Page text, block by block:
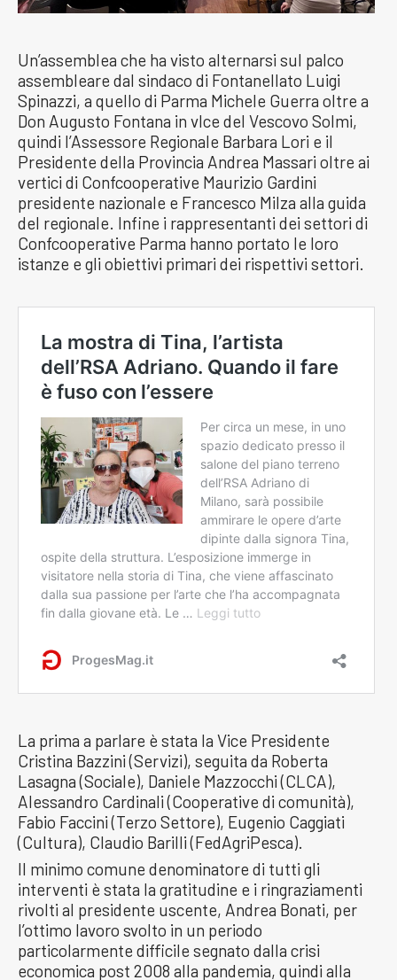
Un’assemblea che ha visto alternarsi sul palco
assembleare dal sindaco di Fontanellato Luigi
Spinazzi, a quello di Parma Michele Guerra oltre a
Don Augusto Fontana in vIce del Vescovo Solmi,
quindi l’Assessore Regionale Barbara Lori e il
Presidente della Provincia Andrea Massari oltre ai
vertici di Confcooperative Maurizio Gardini
presidente nazionale e Francesco Milza alla guida
del regionale. Infine i rappresentanti dei settori di
Confcooperative Parma hanno portato le loro
istanze e gli obiettivi primari dei rispettivi settori.
La prima a parlare è stata la Vice Presidente
Cristina Bazzini (Servizi), seguita da Roberta
Lasagna (Sociale), Daniele Mazzocchi (CLCA),
Alessandro Cardinali (Cooperative di comunità),
Fabio Faccini (Terzo Settore), Eugenio Caggiati
(Cultura), Claudio Barilli (FedAgriPesca).
Il minimo comune denominatore di tutti gli
interventi è stata la gratitudine e i ringraziamenti
rivolti al presidente uscente, Andrea Bonati, per
l’ottimo lavoro svolto in un periodo
particolarmente difficile segnato dalla crisi
economica post 2008 alla pandemia, quindi alla